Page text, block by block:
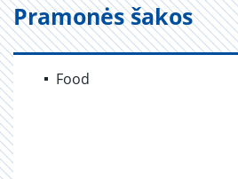
Pramonės šakos
Food